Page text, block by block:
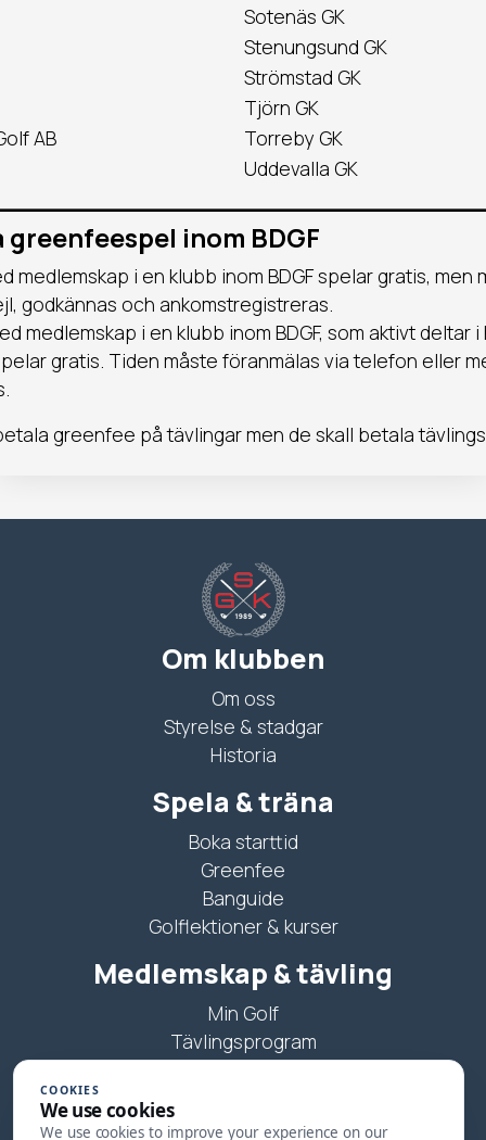
Sotenäs GK
Stenungsund GK
Strömstad GK
Tjörn GK
AB
Torreby GK
Uddevalla GK
inom BDGF
medlemskap i en klubb inom BDGF spelar gratis, men
godkännas och ankomstregistreras.
medlemskap i en klubb inom BDGF, som aktivt deltar
gratis. Tiden måste föranmälas via telefon eller
greenfee på tävlingar men de skall betala
Om klubben
Om oss
Styrelse & stadgar
Historia
Spela & träna
Boka starttid
Greenfee
Banguide
Golflektioner & kurser
Medlemskap & tävling
Min Golf
Tävlingsprogram
COOKIES
We use cookies
We use cookies to improve your experience on our